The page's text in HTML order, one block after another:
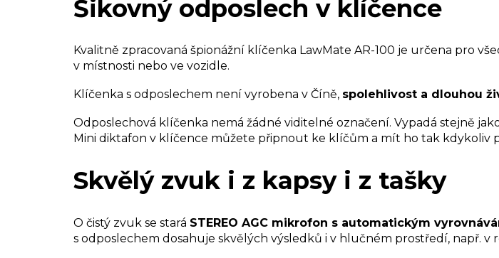
Šikovný odposlech v klíčence
Kvalitně zpracovaná špionážní klíčenka LawMate AR-100 je určena pro
v místnosti nebo ve vozidle.
Klíčenka s odposlechem není vyrobena v Číně, spolehlivost a dlouhou
Odposlechová klíčenka nemá žádné viditelné označení. Vypadá stejně
Mini diktafon v klíčence můžete připnout ke klíčům a mít ho tak kdykoliv
Skvělý zvuk i z kapsy i z tašky
O čistý zvuk se stará STEREO AGC mikrofon s automatickým
s odposlechem dosahuje skvělých výsledků i v hlučném prostředí, např.